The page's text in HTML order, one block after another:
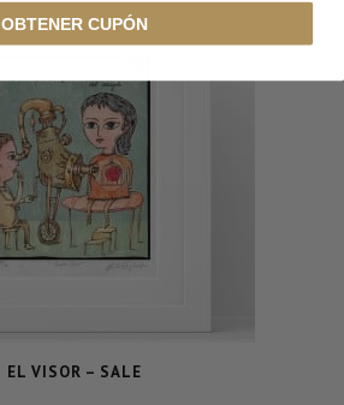
EL VISOR – SALE
OBTENER CUPÓN